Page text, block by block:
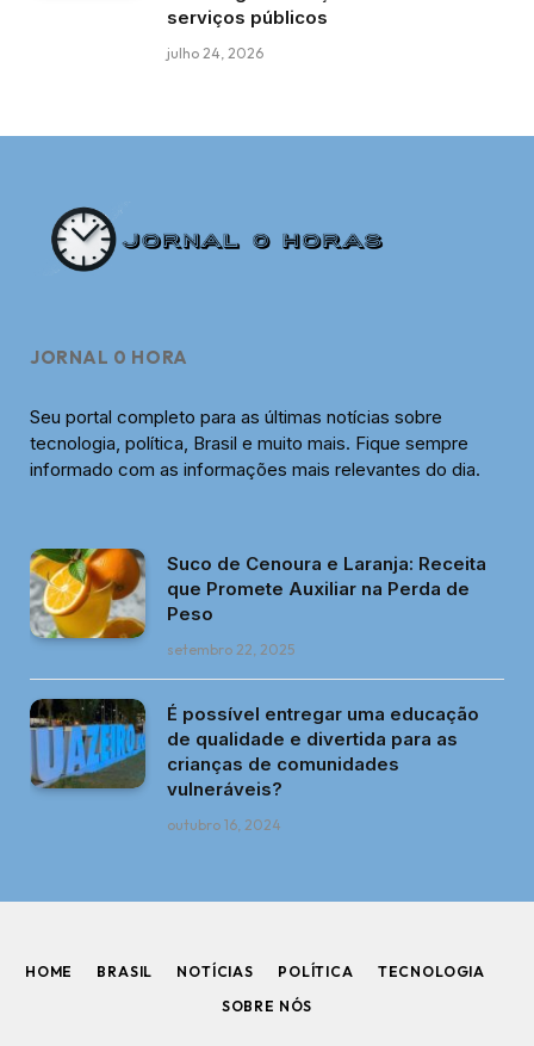
serviços públicos
julho 24, 2026
JORNAL 0 HORA
Seu portal completo para as últimas notícias sobre
tecnologia, política, Brasil e muito mais. Fique sempre
informado com as informações mais relevantes do dia.
Suco de Cenoura e Laranja: Receita
que Promete Auxiliar na Perda de
Peso
setembro 22, 2025
É possível entregar uma educação
de qualidade e divertida para as
crianças de comunidades
vulneráveis?
outubro 16, 2024
HOME BRASIL NOTÍCIAS POLÍTICA
TECNOLOGIA
SOBRE NÓS